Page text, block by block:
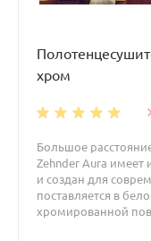
хром
Большое
Zehnder Aura
и создан для
поставляется в
хромированной